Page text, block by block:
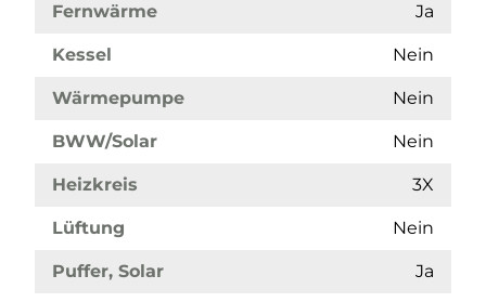
Fernwärme Ja
Kessel Nein
Wärmepumpe Nein
BWW/Solar Nein
Heizkreis 3X
Lüftung Nein
Puffer, Solar Ja